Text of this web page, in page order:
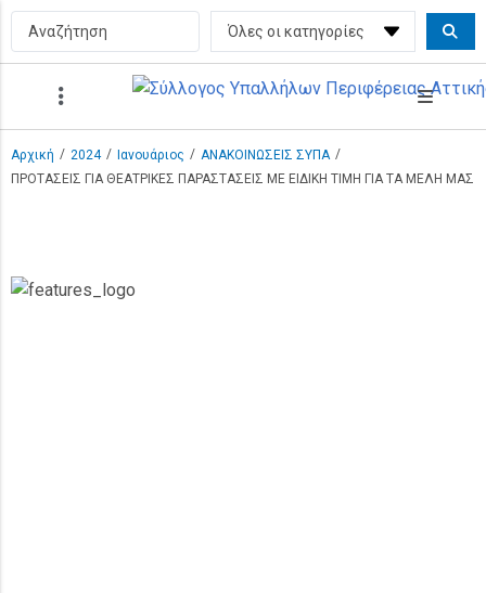
Αρχική / 2024 / Ιανουάριος / ΑΝΑΚΟΙΝΩΣΕΙΣ ΣΥΠΑ /
ΠΡΟΤΑΣΕΙΣ ΓΙΑ ΘΕΑΤΡΙΚΕΣ ΠΑΡΑΣΤΑΣΕΙΣ ΜΕ ΕΙΔΙΚΗ ΤΙΜΗ ΓΙΑ ΤΑ ΜΕΛΗ ΜΑΣ